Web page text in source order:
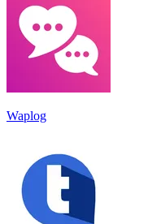
Waplog